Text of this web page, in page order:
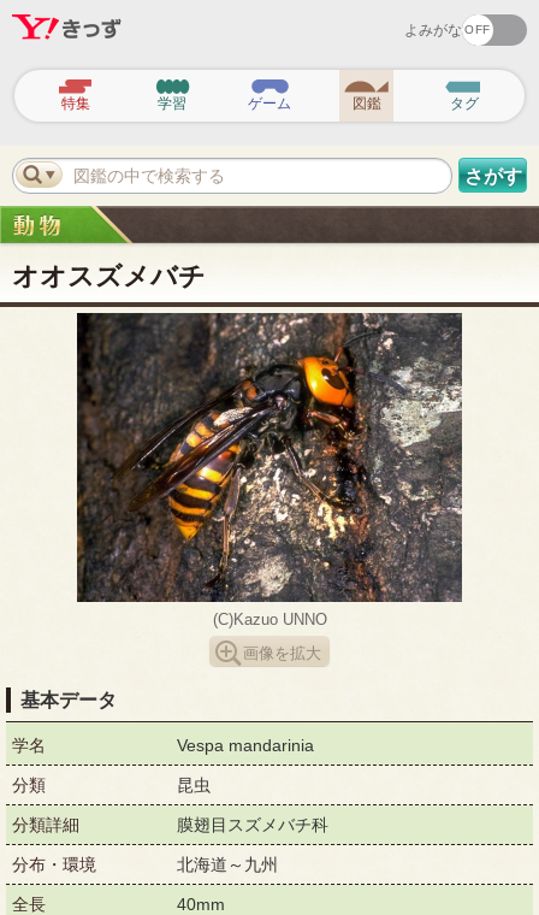
よみがな
ビ
ゲ
ー
シ
ョ
ン
特集 学習 ゲーム 図鑑 タグ
図鑑の中で検索する さがす
オオスズメバチ
(C)Kazuo UNNO
画像を拡大
基本データ
学名 Vespa mandarinia
分類 昆虫
分類詳細 膜翅目スズメバチ科
分布・環境 北海道～九州
全長 40mm